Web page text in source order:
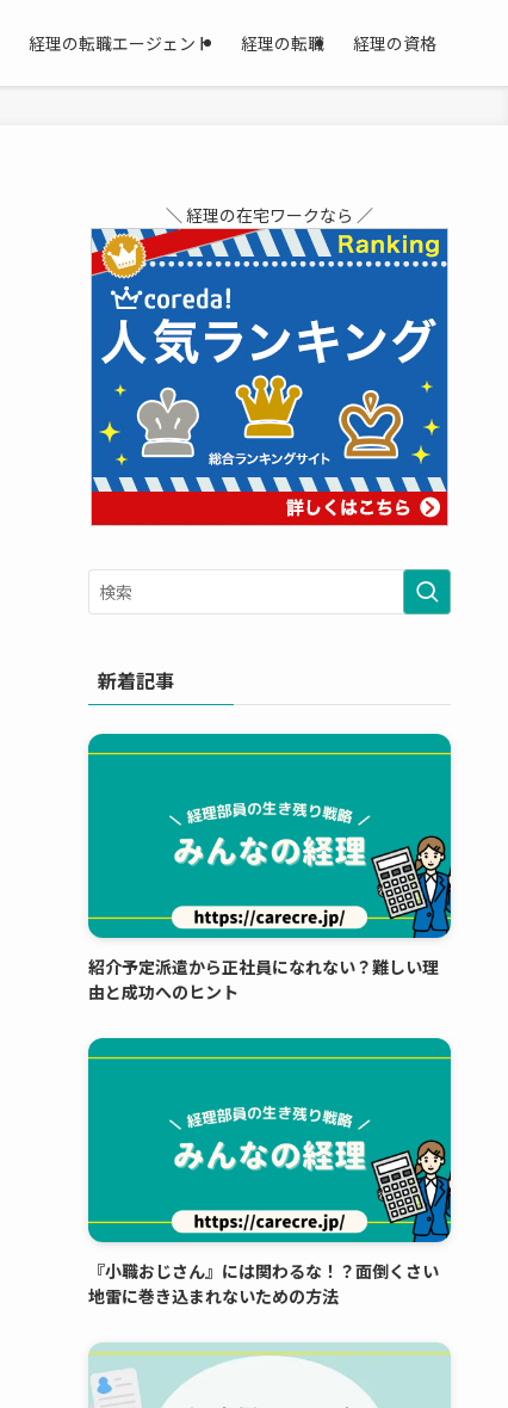
経理の転職エージェント 経理の転職 経理の資格
＼ 経理の在宅ワークなら ／
新着記事
紹介予定派遣から正社員になれない？難しい理
由と成功へのヒント
『小職おじさん』には関わるな！？面倒くさい
地雷に巻き込まれないための方法